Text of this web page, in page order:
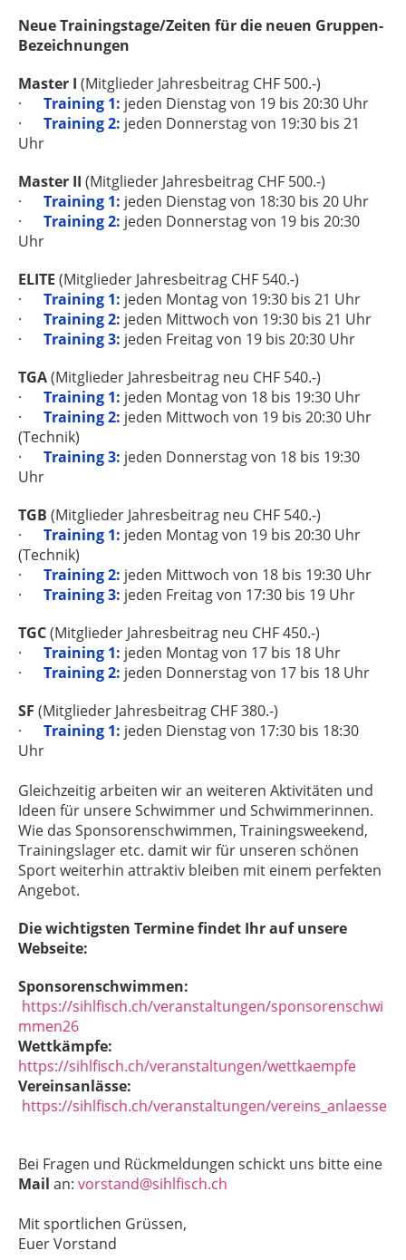
Neue Trainingstage/Zeiten für die neuen Gruppen-
Bezeichnungen
Master I (Mitglieder Jahresbeitrag CHF 500.-)
· Training 1: jeden Dienstag von 19 bis 20:30 Uhr
· Training 2: jeden Donnerstag von 19:30 bis 21
Uhr
Master II (Mitglieder Jahresbeitrag CHF 500.-)
· Training 1: jeden Dienstag von 18:30 bis 20 Uhr
· Training 2: jeden Donnerstag von 19 bis 20:30
Uhr
ELITE (Mitglieder Jahresbeitrag CHF 540.-)
· Training 1: jeden Montag von 19:30 bis 21 Uhr
· Training 2: jeden Mittwoch von 19:30 bis 21 Uhr
· Training 3: jeden Freitag von 19 bis 20:30 Uhr
TGA(Mitglieder Jahresbeitrag neu CHF 540.-)
· Training 1: jeden Montag von 18 bis 19:30 Uhr
· Training 2: jeden Mittwoch von 19 bis 20:30 Uhr
(Technik)
· Training 3: jeden Donnerstag von 18 bis 19:30
Uhr
TGB (Mitglieder Jahresbeitrag neu CHF 540.-)
· Training 1: jeden Montag von 19 bis 20:30 Uhr
(Technik)
· Training 2: jeden Mittwoch von 18 bis 19:30 Uhr
· Training 3: jeden Freitag von 17:30 bis 19 Uhr
TGC(Mitglieder Jahresbeitrag neu CHF 450.-)
· Training 1: jeden Montag von 17 bis 18 Uhr
· Training 2: jeden Donnerstag von 17 bis 18 Uhr
SF (Mitglieder Jahresbeitrag CHF 380.-)
· Training 1: jeden Dienstag von 17:30 bis 18:30
Uhr
Gleichzeitig arbeiten wir an weiteren Aktivitäten und
Ideen für unsere Schwimmer und Schwimmerinnen.
Wie das Sponsorenschwimmen, Trainingsweekend,
Trainingslager etc. damit wir für unseren schönen
Sport weiterhin attraktiv bleiben mit einem perfekten
Angebot.
Die wichtigsten Termine findet Ihr auf unsere
Webseite:
Sponsorenschwimmen:
https://sihlfisch.ch/veranstaltungen/sponsorenschwi
mmen26
Wettkämpfe:
https://sihlfisch.ch/veranstaltungen/wettkaempfe
Vereinsanlässe:
https://sihlfisch.ch/veranstaltungen/vereins_anlaesse
Bei Fragen und Rückmeldungen schickt uns bitte eine
Mail an: vorstand@sihlfisch.ch
Mit sportlichen Grüssen,
Euer Vorstand